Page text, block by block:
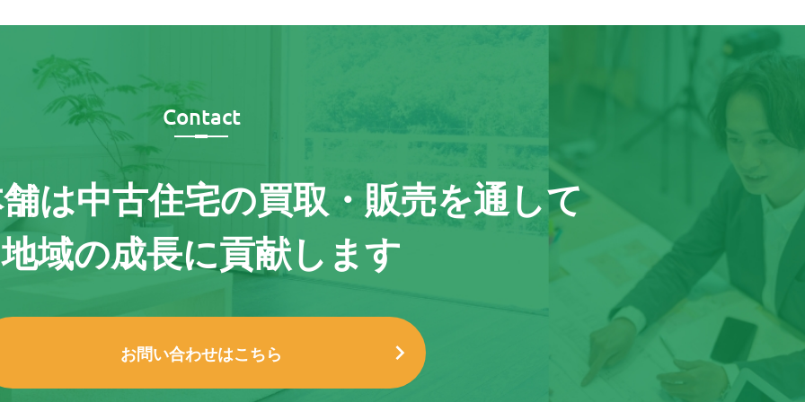
Contact
は中古住宅の買取・販売を通して
地域の成長に貢献します
お問い合わせはこちら